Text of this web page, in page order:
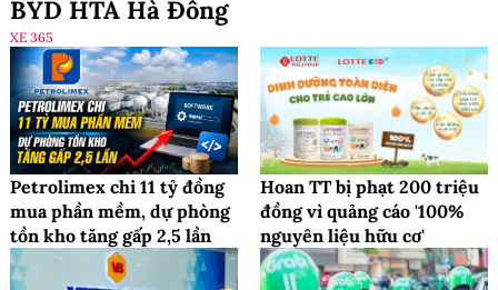
BYD HTA Hà Đông
XE 365
Petrolimex chi 11 tỷ đồng
mua phần mềm, dự phòng
tồn kho tăng gấp 2,5 lần
Hoan TT bị phạt 200 triệu
đồng vì quảng cáo '100%
nguyên liệu hữu cơ'